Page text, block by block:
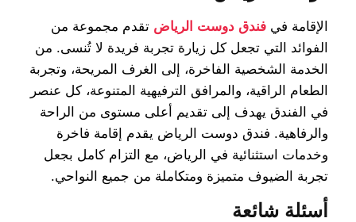
الإقامة في فندق دوست الرياض تقدم مجموعة من
الفوائد التي تجعل كل زيارة تجربة فريدة لا تُنسى. من
الخدمة الشخصية الفاخرة، إلى الغرف المريحة، وتجربة
الطعام الراقية، والمرافق الترفيهية المتنوعة، كل عنصر
في الفندق يهدف إلى تقديم أعلى مستوى من الراحة
والرفاهية. فندق دوست الرياض يقدم إقامة فاخرة
وخدمات استثنائية في الرياض، مع التزام كامل بجعل
تجربة الضيوف متميزة ومتكاملة من جميع النواحي.
أسئلة شائعة